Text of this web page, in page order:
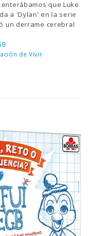
que Luke
a 'Dylan' en la serie
un derrame cerebral
de Vivir